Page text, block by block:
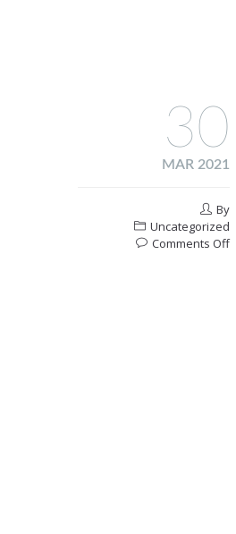
30
MAR 2021
By
Uncategorized
Comments Offon